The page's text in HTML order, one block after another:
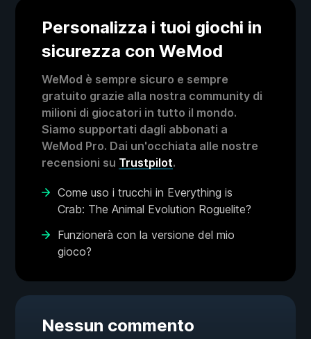
Personalizza i tuoi giochi in
sicurezza con WeMod
WeMod è sempre sicuro e sempre
gratuito grazie alla nostra community di
milioni di giocatori in tutto il mondo.
Siamo supportati dagli abbonati a
WeMod Pro. Dai un'occhiata alle nostre
recensioni su Trustpilot.
Come uso i trucchi in Everything is
Crab: The Animal Evolution Roguelite?
Funzionerà con la versione del mio
gioco?
Nessun commento